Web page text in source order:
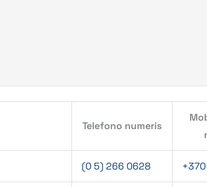
Telefono numeris
(0 5) 266 0628